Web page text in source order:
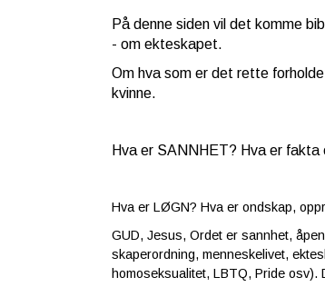
På denne siden vil det komme
- om ekteskapet.
Om hva som er det rette
kvinne.
Hva er SANNHET? Hva er
Hva er LØGN? Hva er ondskap,
GUD, Jesus, Ordet er sannhet,
skaperordning, menneskelivet,
homoseksualitet, LBTQ, Pride